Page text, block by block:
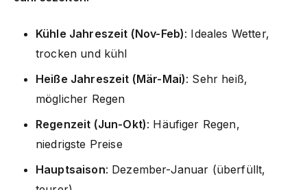
Kühle Jahreszeit (Nov-Feb): Ideales Wetter,
trocken und kühl
Heiße Jahreszeit (Mär-Mai): Sehr heiß,
möglicher Regen
Regenzeit (Jun-Okt): Häufiger Regen,
niedrigste Preise
Hauptsaison: Dezember-Januar (überfüllt,